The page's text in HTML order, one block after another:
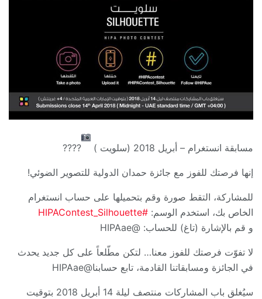
مسابقة انستغرام – أبريل 2018 (سلويت ) ????
إنها فرصتك للفوز مع جائزة حمدان الدولية للتصوير الضوئي!
للمشاركة، التقط صورة وقم بتحميلها على حساب انستغرام
الخاص بك، استخدم الوسم:‏ #
HIPAContest_Silhouette
و قم بالإشارة (تاغ) للحساب: ‏@HIPAae
لا تفوّت فرصتك للفوز معنا… لتكن مطّلعاً على كل جديد يحدث
في الجائزة ومسابقاتنا القادمة، تابع حسابنا@HIPAae
سيُغلق باب المشاركات منتصف ليلة 14 أبريل 2018 بتوقيت